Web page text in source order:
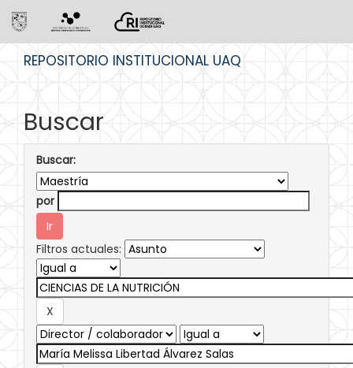
REPOSITORIO INSTITUCIONAL UAQ
Buscar
Buscar:
por
Filtros actuales: